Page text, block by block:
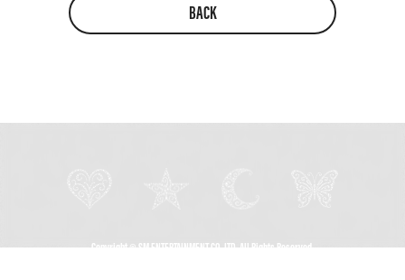
BACK
Copyright © SM ENTERTAINMENT CO.,LTD. All Rights Reserved.